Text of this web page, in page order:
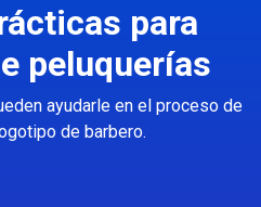
para
peluquerías
ayudarle en el proceso de
de barbero.